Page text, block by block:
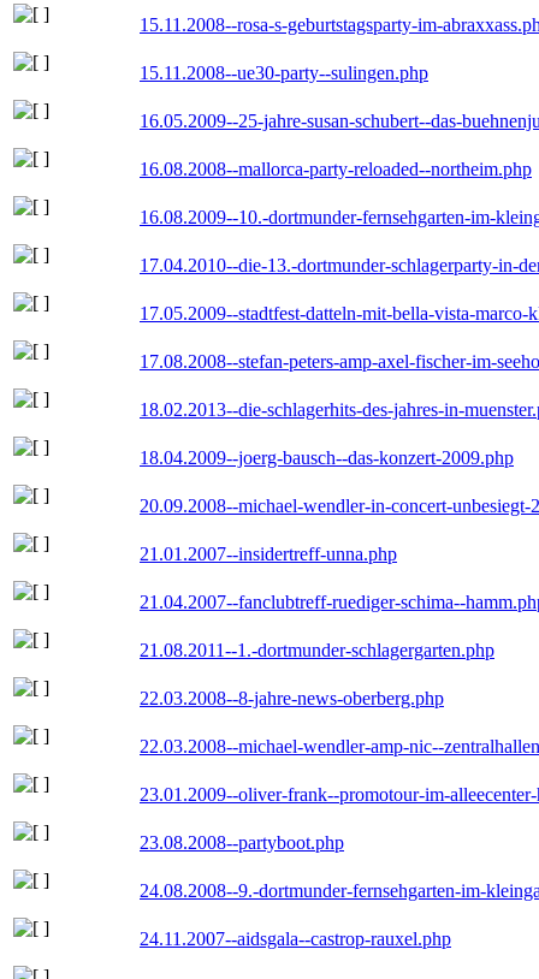
15.11.2008--rosa-s-geburtstagsparty-im-
15.11.2008--ue30-party--sulingen.php
16.05.2009--25-jahre-susan-schubert--das-
16.08.2008--mallorca-party-reloaded--northeim.php
16.08.2009--10.-dortmunder-fernsehgarten-im-
17.04.2010--die-13.-dortmunder-schlagerparty-in-
17.05.2009--stadtfest-datteln-mit-bella-vista-marco-
17.08.2008--stefan-peters-amp-axel-fischer-im-
18.02.2013--die-schlagerhits-des-jahres-in-
18.04.2009--joerg-bausch--das-konzert-2009.php
20.09.2008--michael-wendler-in-concert-unbesiegt-
21.01.2007--insidertreff-unna.php
21.04.2007--fanclubtreff-ruediger-schima--
21.08.2011--1.-dortmunder-schlagergarten.php
22.03.2008--8-jahre-news-oberberg.php
22.03.2008--michael-wendler-amp-nic--
23.01.2009--oliver-frank--promotour-im-
23.08.2008--partyboot.php
24.08.2008--9.-dortmunder-fernsehgarten-im-
24.11.2007--aidsgala--castrop-rauxel.php